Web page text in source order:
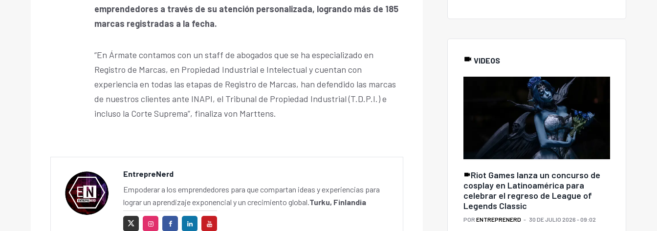
emprendedores a través de su atención personalizada, logrando más de 185
marcas registradas a la fecha.
“En Ármate contamos con un staff de abogados que se ha especializado en
Registro de Marcas, en Propiedad Industrial e Intelectual y cuentan con
experiencia en todas las etapas de Registro de Marcas, han defendido las marcas
de nuestros clientes ante INAPI, el Tribunal de Propiedad Industrial (T.D.P.I.) e
incluso la Corte Suprema”, finaliza von Marttens.
EntrepreNerd
Empoderar a los emprendedores para que compartan ideas y experiencias para
lograr un aprendizaje exponencial y un crecimiento global.Turku, Finlandia
VIDEOS
Riot Games lanza un concurso de
cosplay en Latinoamérica para
celebrar el regreso de League of
Legends Classic
POR ENTREPRENERD 30 DE JULIO 2026 - 09:02